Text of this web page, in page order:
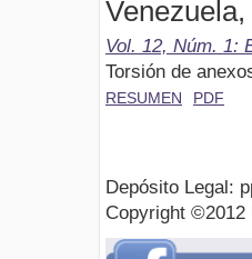
Vol. 12, Núm. 1:
Torsión de
RESUMEN PDF
Depósito Legal:
Copyright ©2012